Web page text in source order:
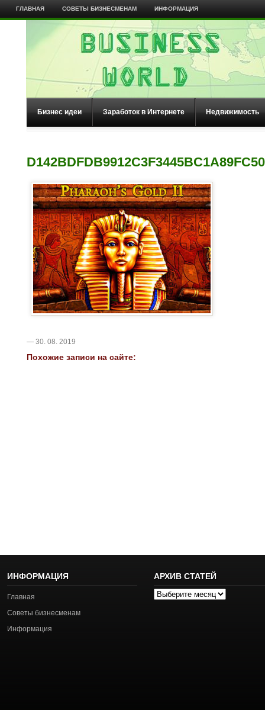
ГЛАВНАЯ СОВЕТЫ БИЗНЕСМЕНАМ ИНФОРМАЦИЯ
Бизнес идеи Заработок в Интернете Недвижимость
— 30. 08. 2019
Похожие записи на сайте:
ИНФОРМАЦИЯ
Главная
Советы бизнесменам
Информация
АРХИВ СТАТЕЙ
Архив